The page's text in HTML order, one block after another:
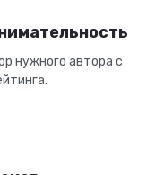
нужного автора с